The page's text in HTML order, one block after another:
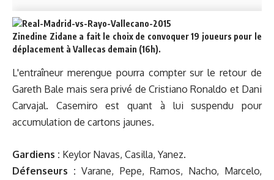
Zinedine Zidane a fait le choix de convoquer 19 joueurs pour le
déplacement à Vallecas demain (16h).
L'entraîneur merengue pourra compter sur le retour de
Gareth Bale mais sera privé de Cristiano Ronaldo et Dani
Carvajal. Casemiro est quant à lui suspendu pour
accumulation de cartons jaunes.
Gardiens : Keylor Navas, Casilla, Yanez.
Défenseurs : Varane, Pepe, Ramos, Nacho, Marcelo,